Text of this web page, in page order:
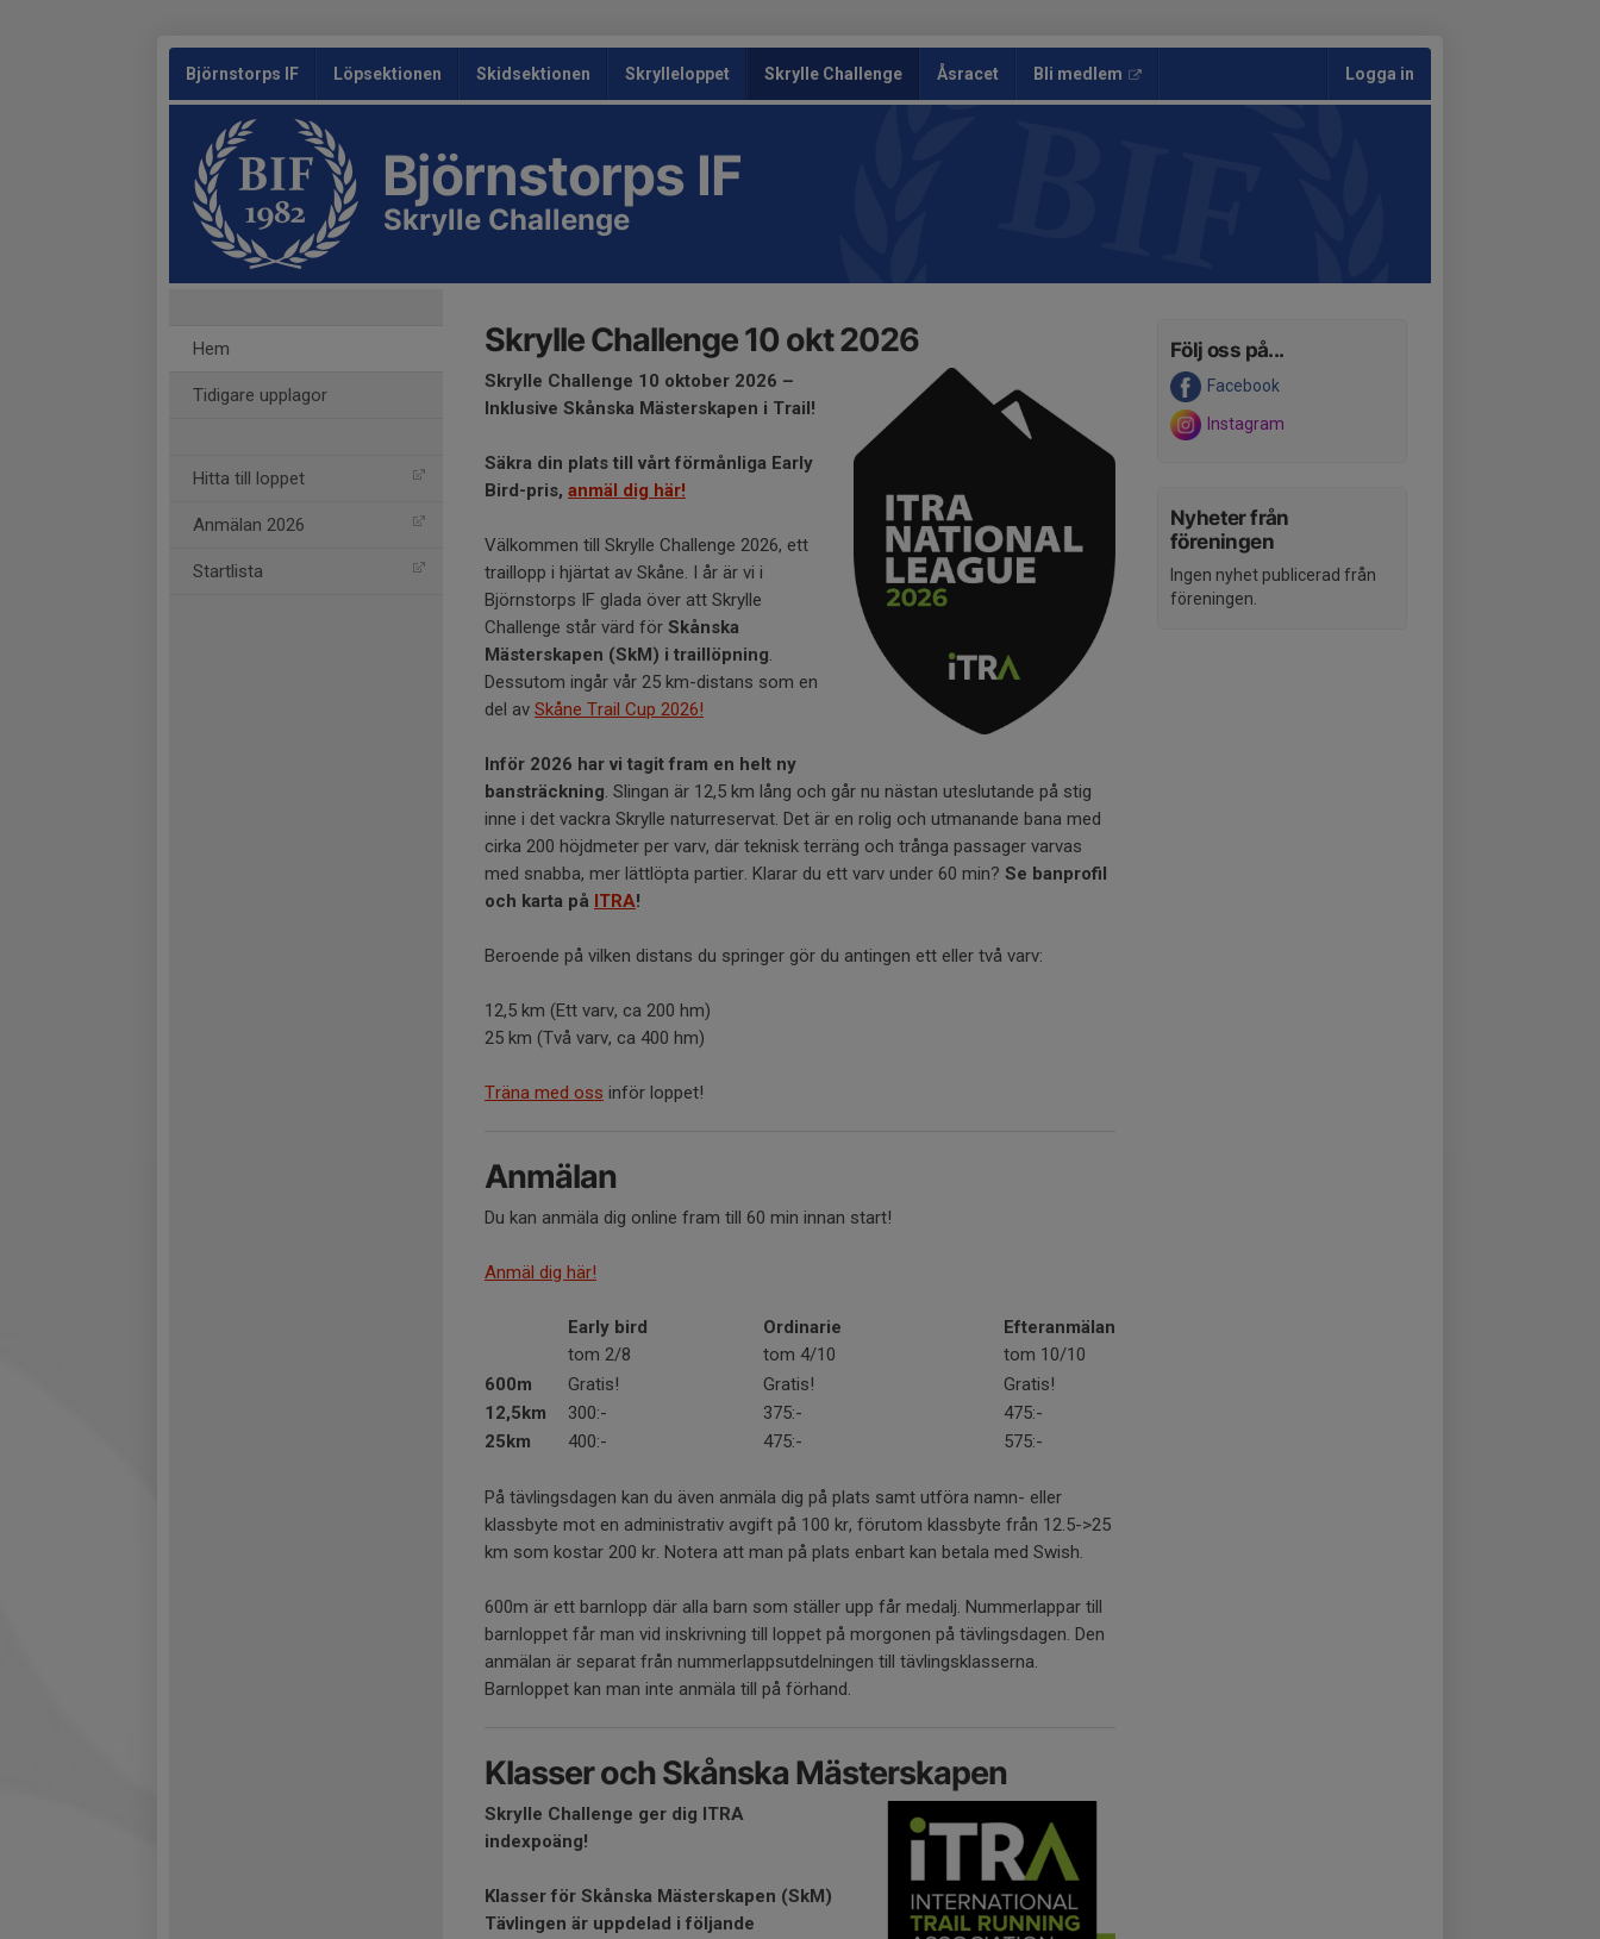
Björnstorps IF Löpsektionen Skidsektionen Skrylleloppet Skrylle Challenge Åsracet Bli medlem Logga in
Björnstorps IF
Skrylle Challenge
Hem
Tidigare upplagor
Hitta till loppet
Anmälan 2026
Startlista
Följ oss på...
Facebook
Instagram
Nyheter från
föreningen
Ingen nyhet publicerad från
föreningen.
Skrylle Challenge 10 okt 2026
Skrylle Challenge 10 oktober 2026 –
Inklusive Skånska Mästerskapen i Trail!
Säkra din plats till vårt förmånliga Early
Bird-pris, anmäl dig här!
Välkommen till Skrylle Challenge 2026, ett
traillopp i hjärtat av Skåne. I år är vi i
Björnstorps IF glada över att Skrylle
Challenge står värd för Skånska
Mästerskapen (SkM) i traillöpning.
Dessutom ingår vår 25 km-distans som en
del av Skåne Trail Cup 2026!
Inför 2026 har vi tagit fram en helt ny
bansträckning. Slingan är 12,5 km lång och går nu nästan uteslutande på stig
inne i det vackra Skrylle naturreservat. Det är en rolig och utmanande bana med
cirka 200 höjdmeter per varv, där teknisk terräng och trånga passager varvas
med snabba, mer lättlöpta partier. Klarar du ett varv under 60 min? Se banprofil
och karta på ITRA!
Beroende på vilken distans du springer gör du antingen ett eller två varv:
12,5 km (Ett varv, ca 200 hm)
25 km (Två varv, ca 400 hm)
Träna med oss inför loppet!
Anmälan
Du kan anmäla dig online fram till 60 min innan start!
Anmäl dig här!
Early bird
tom 2/8
Ordinarie
tom 4/10
Efteranmälan
tom 10/10
600m
Gratis! Gratis!
Gratis!
12,5km
300:- 375:-
475:-
25km
400:- 475:- 575:-
​​​På tävlingsdagen kan du även anmäla dig på plats samt utföra namn- eller
klassbyte mot en administrativ avgift på 100 kr, förutom klassbyte från 12.5->25
km som kostar 200 kr. Notera att man på plats enbart kan betala med Swish.
600m är ett barnlopp där alla barn som ställer upp får medalj. Nummerlappar till
barnloppet får man vid inskrivning till loppet på morgonen på tävlingsdagen. Den
anmälan är separat från nummerlappsutdelningen till tävlingsklasserna.
Barnloppet kan man inte anmäla till på förhand.
Klasser och Skånska Mästerskapen
Skrylle Challenge ger dig ITRA
indexpoäng!
Klasser för Skånska Mästerskapen (SkM)
Tävlingen är uppdelad i följande